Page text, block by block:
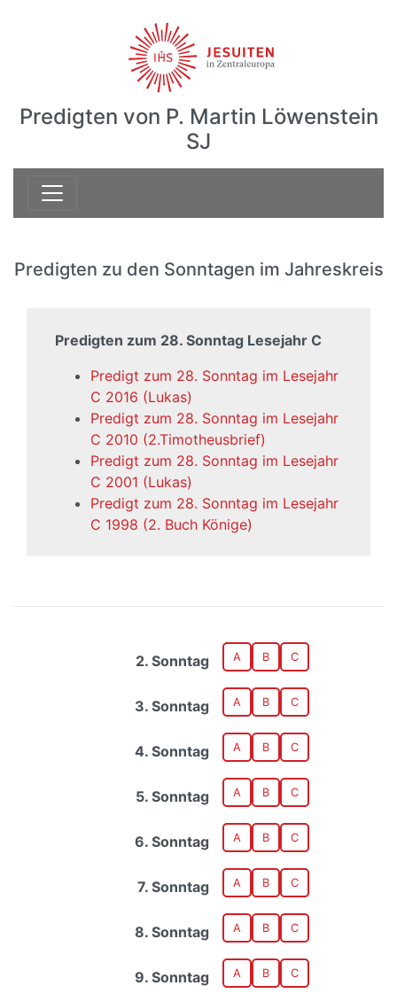
Predigten von P. Martin Löwenstein
SJ
Predigten zu den Sonntagen im Jahreskreis
Predigten zum 28. Sonntag Lesejahr C
Predigt zum 28. Sonntag im Lesejahr
C 2016 (Lukas)
Predigt zum 28. Sonntag im Lesejahr
C 2010 (2.Timotheusbrief)
Predigt zum 28. Sonntag im Lesejahr
C 2001 (Lukas)
Predigt zum 28. Sonntag im Lesejahr
C 1998 (2. Buch Könige)
2. Sonntag A B C
3. Sonntag A B C
4. Sonntag A B C
5. Sonntag A B C
6. Sonntag A B C
7. Sonntag A B C
8. Sonntag A B C
9. Sonntag A B C